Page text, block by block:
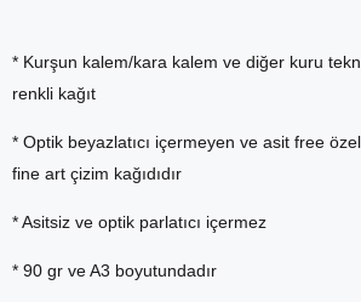
* Kurşun kalem/kara kalem ve diğer kuru
renkli kağıt
* Optik beyazlatıcı içermeyen ve asit free
fine art çizim kağıdıdır
* Asitsiz ve optik parlatıcı içermez
* 90 gr ve A3 boyutundadır